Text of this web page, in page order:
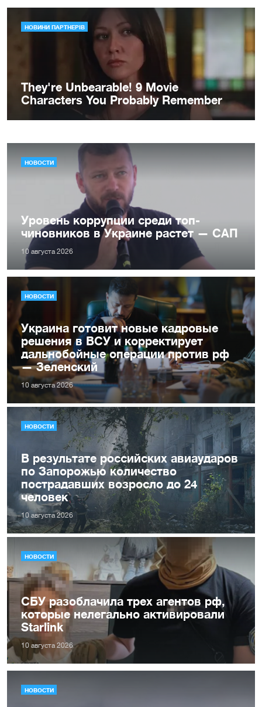
НОВОСТИ
Уровень коррупции среди топ-
чиновников в Украине растет — САП
10 августа 2026
НОВОСТИ
Украина готовит новые кадровые
решения в ВСУ и корректирует
дальнобойные операции против рф
— Зеленский
10 августа 2026
НОВОСТИ
В результате российских авиаударов
по Запорожью количество
пострадавших возросло до 24
человек
10 августа 2026
НОВОСТИ
СБУ разоблачила трех агентов рф,
которые нелегально активировали
Starlink
10 августа 2026
НОВОСТИ